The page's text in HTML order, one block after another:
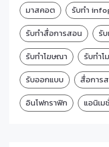
มาสคอต
รับทำ
รับทำสื่อการสอน
รั
รับทำโฆษณา
รับทำโ
รับออกแบบ
สื่อการ
อินโฟกราฟิก
แอนิเม